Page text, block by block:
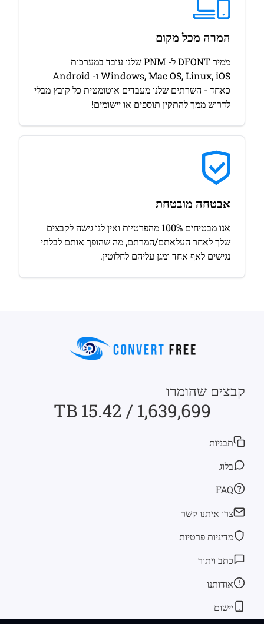
המרה מכל מקום
ממיר DFONT ל- PNM שלנו עובד במערכות
Windows, Mac OS, Linux, iOS ו- Android
כאחד - השרתים שלנו מעבדים אוטומטית כל קובץ מבלי
לדרוש ממך להתקין תוספים או יישומים!
אבטחה מובטחת
אנו מבטיחים 100% מהפרטיות ואין לנו גישה לקבצים
שלך לאחר העלאתם/המרתם, מה שהופך אותם לבלתי
נגישים לאף אחד ומגן עליהם לחלוטין.
קבצים שהומרו
1,639,699 / 15.42 TB
תבניות
בלוג
FAQ
צרו איתנו קשר
מדיניות פרטיות
כתב ויתור
אודותנו
יישום